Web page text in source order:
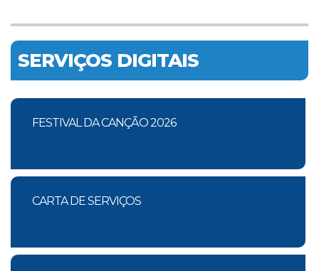
SERVIÇOS DIGITAIS
FESTIVAL DA CANÇÃO 2026
CARTA DE SERVIÇOS